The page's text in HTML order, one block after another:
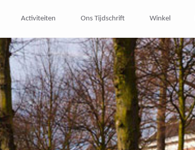
Activiteiten Ons Tijdschrift Winkel